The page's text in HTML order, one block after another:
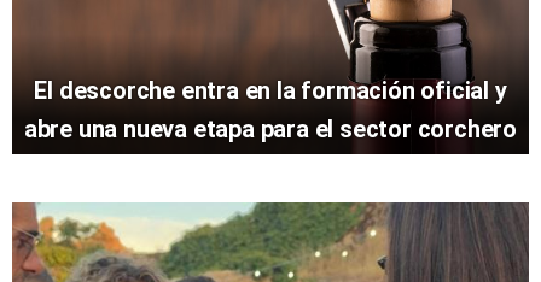
El descorche entra en la formación oficial y
abre una nueva etapa para el sector corchero